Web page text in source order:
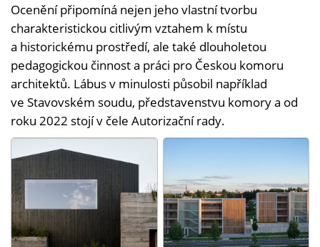
Ocenění připomíná nejen jeho vlastní tvorbu
charakteristickou citlivým vztahem k místu
a historickému prostředí, ale také dlouholetou
pedagogickou činnost a práci pro Českou komoru
architektů. Lábus v minulosti působil například
ve Stavovském soudu, představenstvu komory a od
roku 2022 stojí v čele Autorizační rady.